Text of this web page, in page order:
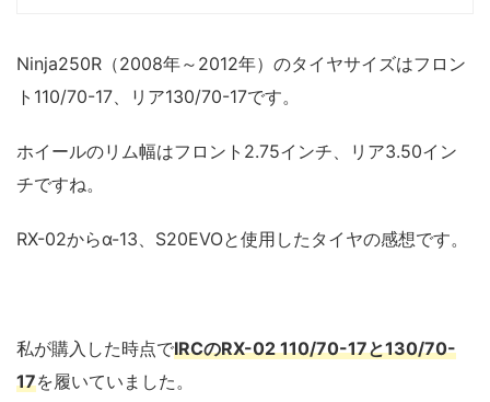
Ninja250R（2008年～2012年）のタイヤサイズはフロン
ト110/70-17、リア130/70-17です。
ホイールのリム幅はフロント2.75インチ、リア3.50イン
チですね。
RX-02からα-13、S20EVOと使用したタイヤの感想です。
私が購入した時点でIRCのRX-02 110/70-17と130/70-
17を履いていました。